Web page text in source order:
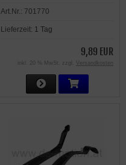
Art.Nr.: 701770
Lieferzeit: 1 Tag
9,89 EUR
inkl. 20 % MwSt. zzgl. Versandkosten